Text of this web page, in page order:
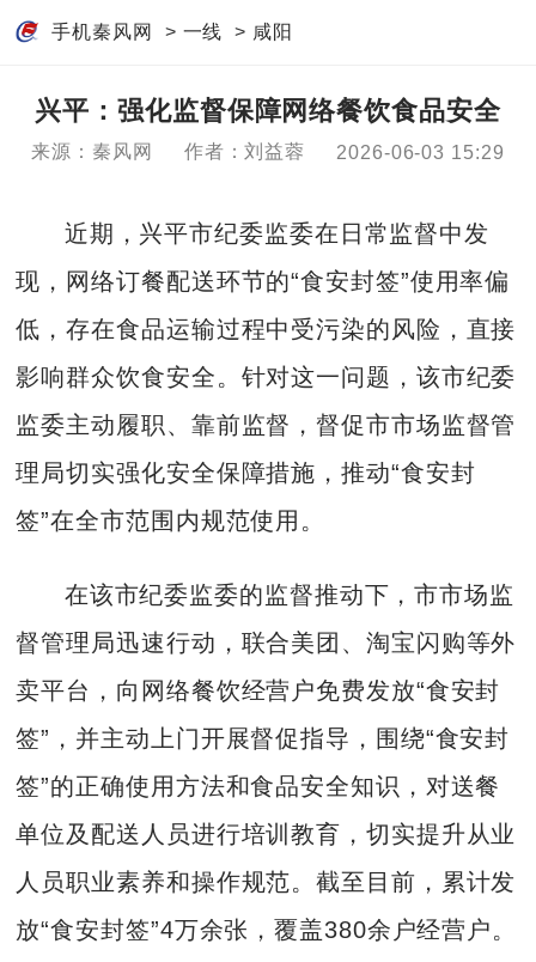
手机秦风网 > 一线 > 咸阳
兴平：强化监督保障网络餐饮食品安全
来源：秦风网 作者：刘益蓉 2026-06-03 15:29
近期，兴平市纪委监委在日常监督中发
现，网络订餐配送环节的“食安封签”使用率偏
低，存在食品运输过程中受污染的风险，直接
影响群众饮食安全。针对这一问题，该市纪委
监委主动履职、靠前监督，督促市市场监督管
理局切实强化安全保障措施，推动“食安封
签”在全市范围内规范使用。
在该市纪委监委的监督推动下，市市场监
督管理局迅速行动，联合美团、淘宝闪购等外
卖平台，向网络餐饮经营户免费发放“食安封
签”，并主动上门开展督促指导，围绕“食安封
签”的正确使用方法和食品安全知识，对送餐
单位及配送人员进行培训教育，切实提升从业
人员职业素养和操作规范。截至目前，累计发
放“食安封签”4万余张，覆盖380余户经营户。